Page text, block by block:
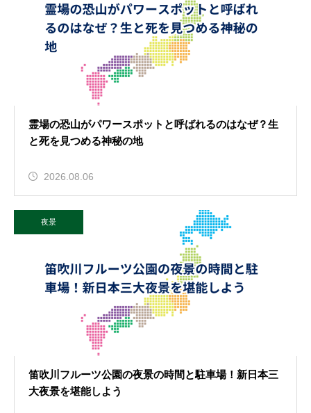
霊場の恐山がパワースポットと呼ばれるのはなぜ？生
と死を見つめる神秘の地
2026.08.06
夜景
笛吹川フルーツ公園の夜景の時間と駐車場！新日本三
大夜景を堪能しよう